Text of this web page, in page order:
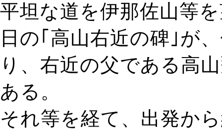
平坦な道を伊那佐山等
日の｢高山右近の碑｣が
り、右近の父である高
ある。
それ等を経て、出発か